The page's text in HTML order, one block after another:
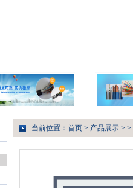
当前位置： 首页 > 产品展示 > >